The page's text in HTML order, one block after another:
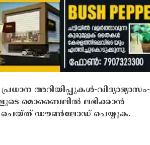
അറിയിപ്പുകൾ-വിദ്യാഭ്യാസം-
മൊബൈലിൽ ലഭിക്കാൻ
ചെയ്ത് ഡൗൺലോഡ് ചെയ്യുക.